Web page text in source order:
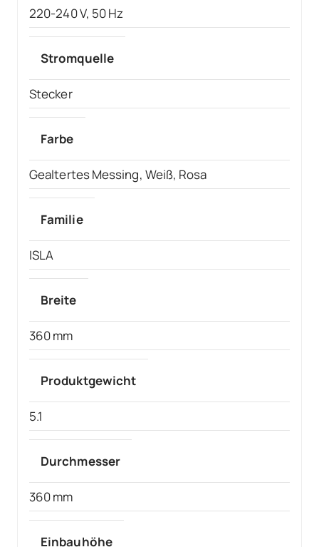
220-240 V, 50 Hz
Stromquelle
Stecker
Farbe
Gealtertes Messing, Weiß, Rosa
Familie
ISLA
Breite
360 mm
Produktgewicht
5.1
Durchmesser
360 mm
Einbauhöhe